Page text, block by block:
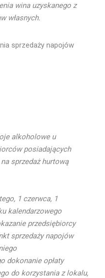
wina uzyskanego z
własnych.
sprzedaży napojów
alkoholowe u
posiadających
sprzedaż hurtową
1 czerwca, 1
kalendarzowego
przedsiębiorcy
sprzedaży napojów
dokonanie opłaty
do korzystania z lokalu,